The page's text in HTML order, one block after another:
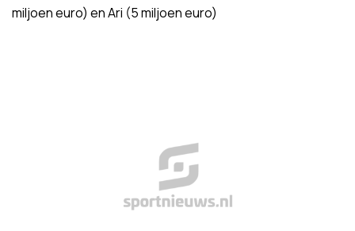
miljoen euro) en Ari (5 miljoen euro)